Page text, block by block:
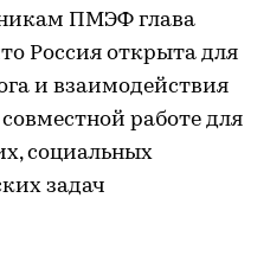
ПМЭФ глава
Россия открыта для
и взаимодействия
работе для
социальных
задач